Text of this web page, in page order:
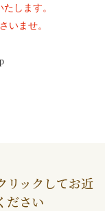
します。
いませ。
リックしてお近
ださい